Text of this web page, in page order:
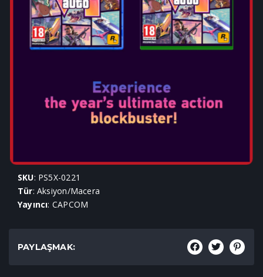
RESIDENT EVIL 4 REMAKE
Çıkış Tarihi: Mar 24, 2023
SKU: PS5X-0221
Tür: Aksiyon/Macera
Yayıncı: CAPCOM
PAYLAŞMAK: